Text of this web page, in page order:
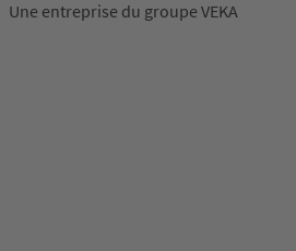
Une entreprise du groupe VEKA